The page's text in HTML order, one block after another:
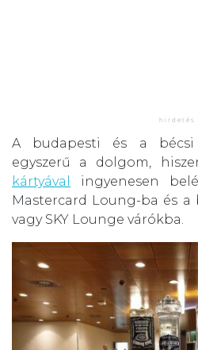
A budapesti és a bécsi
egyszerű a dolgom,
kártyával
ingyenesen
Mastercard Loung-ba és a
vagy SKY Lounge várókba.